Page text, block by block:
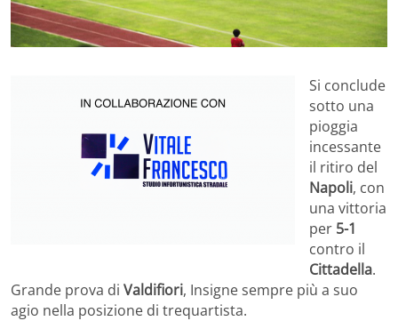
Si conclude
sotto una
pioggia
incessante
il ritiro del
Napoli, con
una vittoria
per 5-1
contro il
Cittadella.
Grande prova di Valdifiori, Insigne sempre più a suo
agio nella posizione di trequartista.